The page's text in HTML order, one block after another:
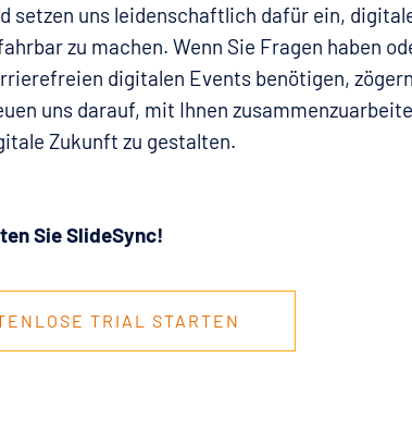
setzen uns leidenschaftlich dafür ein,
zu machen. Wenn Sie Fragen haben
digitalen Events benötigen,
uns darauf, mit Ihnen
Zukunft zu gestalten.
Sie SlideSync!
TRIAL STARTEN